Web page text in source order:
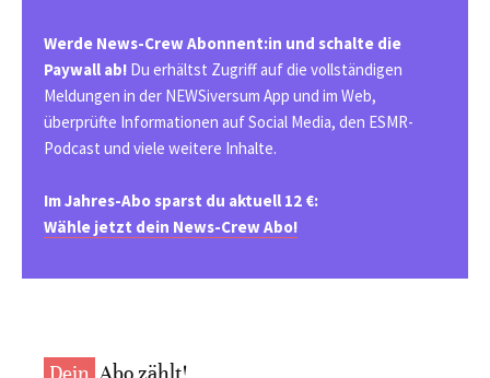
Werde News-Crew Abonnent:in und schalte die
Paywall ab! Du erhältst Zugriff auf die vollständigen
Meldungen in der NEWSiversum App und im Web,
überprüfte Informationen auf Social Media, den ESMR-
Podcast und viele weitere Inhalte.
Im Jahres-Abo sparst du aktuell 12 €:
Wähle jetzt dein News-Crew Abo!